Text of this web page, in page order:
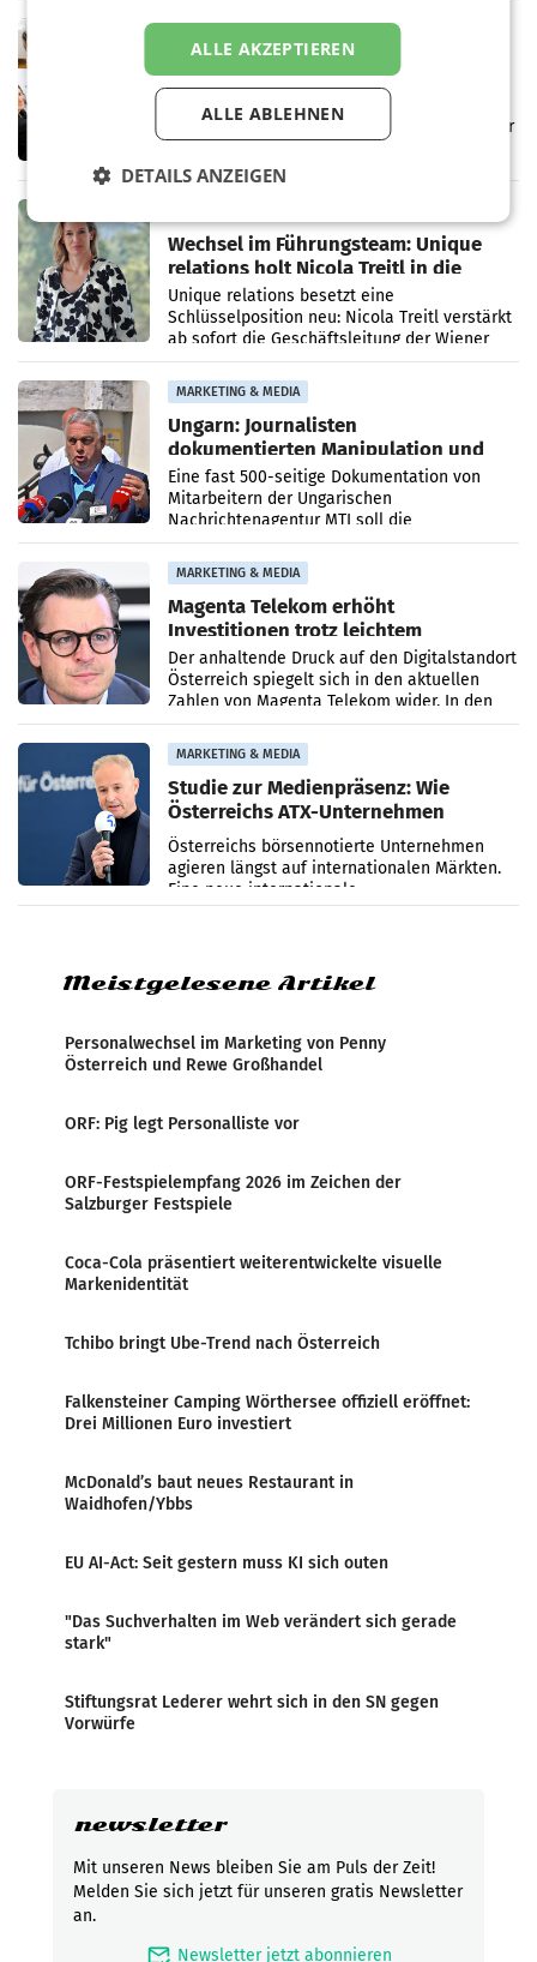
Brandenstein Communications ist
künftig Partner von OtterlyAI
Die Wiener PR-Agentur Brandenstein
Communications ist ab sofort Agenturpartner
Optimierungsplattform OtterlyAI. Damit baut
Wechsel im Führungsteam: Unique
relations holt Nicola Treitl in die
Geschäftsleitung
Unique relations besetzt eine
Schlüsselposition neu: Nicola Treitl verstärkt
ab sofort die Geschäftsleitung der Wiener
PR-Agentur an der Seite von Josef Kalina und
Anna Kalina-Mahr.
MARKETING & MEDIA
Ungarn: Journalisten
dokumentierten Manipulation und
Zensur
Eine fast 500-seitige Dokumentation von
Mitarbeitern der Ungarischen
Nachrichtenagentur MTI soll die
systematische Nachrichten-Manipulation und
Zensur bei der Agentur während der Zeit
MARKETING & MEDIA
Magenta Telekom erhöht
Investitionen trotz leichtem
Umsatzrückgang
Der anhaltende Druck auf den Digitalstandort
Österreich spiegelt sich in den aktuellen
Zahlen von Magenta Telekom wider. In den
ersten sechs Monaten des laufenden Jahres
verzeichnete
MARKETING & MEDIA
Studie zur Medienpräsenz: Wie
Österreichs ATX-Unternehmen
international wahrgenommen
werden
Österreichs börsennotierte Unternehmen
agieren längst auf internationalen Märkten.
Eine neue internationale
Medienresonanzanalyse untersucht die
Meistgelesene Artikel
Personalwechsel im Marketing von Penny
Österreich und Rewe Großhandel
ORF: Pig legt Personalliste vor
ORF-Festspielempfang 2026 im Zeichen der
Salzburger Festspiele
Coca-Cola präsentiert weiterentwickelte visuelle
Markenidentität
Tchibo bringt Ube-Trend nach Österreich
Falkensteiner Camping Wörthersee offiziell eröffnet:
Drei Millionen Euro investiert
McDonald’s baut neues Restaurant in
Waidhofen/Ybbs
EU AI-Act: Seit gestern muss KI sich outen
"Das Suchverhalten im Web verändert sich gerade
stark"
Stiftungsrat Lederer wehrt sich in den SN gegen
Vorwürfe
newsletter
Mit unseren News bleiben Sie am Puls der Zeit!
Melden Sie sich jetzt für unseren gratis Newsletter
an.
mark_email_read Newsletter jetzt abonnieren
ALLE AKZEPTIEREN
ALLE ABLEHNEN
DETAILS ANZEIGEN